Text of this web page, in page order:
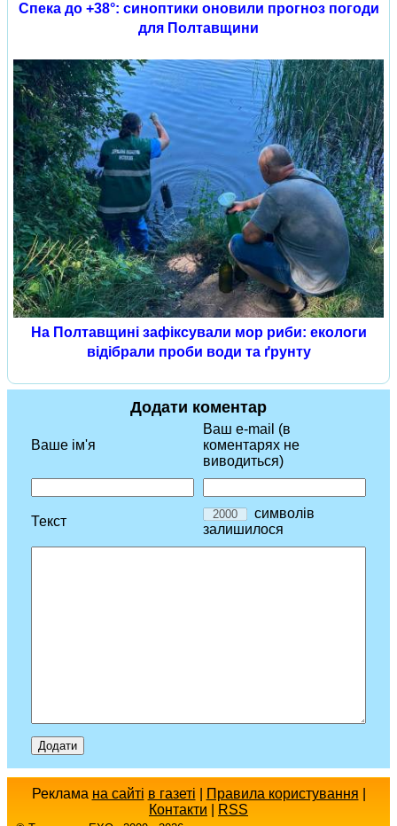
Спека до +38°: синоптики оновили прогноз погоди
для Полтавщини
На Полтавщині зафіксували мор риби: екологи
відібрали проби води та ґрунту
Додати коментар
Ваше ім'я
Ваш e-mail (в
коментарях не
виводиться)
Текст
символів
залишилося
Реклама на сайті в газеті Правила користування
Контакти
RSS